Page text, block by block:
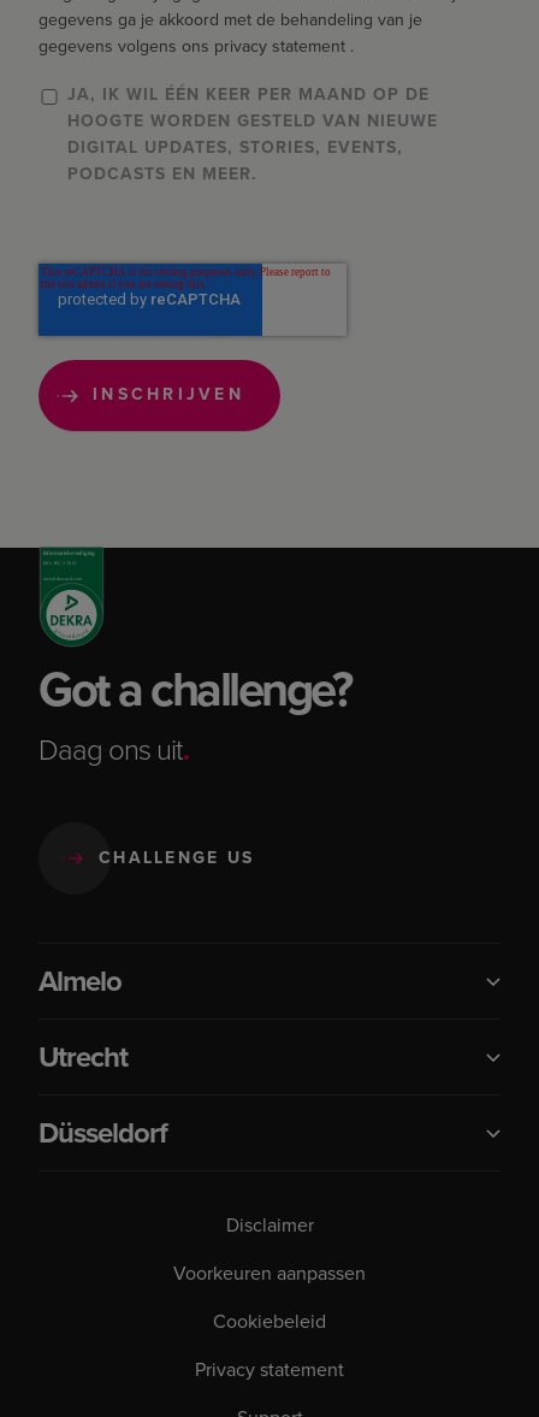
gegevens ga je akkoord met de behandeling van je
gegevens volgens ons privacy statement .
JA, IK WIL ÉÉN KEER PER MAAND OP DE
HOOGTE WORDEN GESTELD VAN NIEUWE
DIGITAL UPDATES, STORIES, EVENTS,
PODCASTS EN MEER.
Got a challenge?
Daag ons uit.
CHALLENGE US
Almelo
Utrecht
Düsseldorf
Disclaimer
Voorkeuren aanpassen
Cookiebeleid
Privacy statement